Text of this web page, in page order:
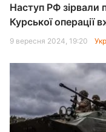
Наступ РФ зірвали
Курської операції
9 вересня 2024, 19:20